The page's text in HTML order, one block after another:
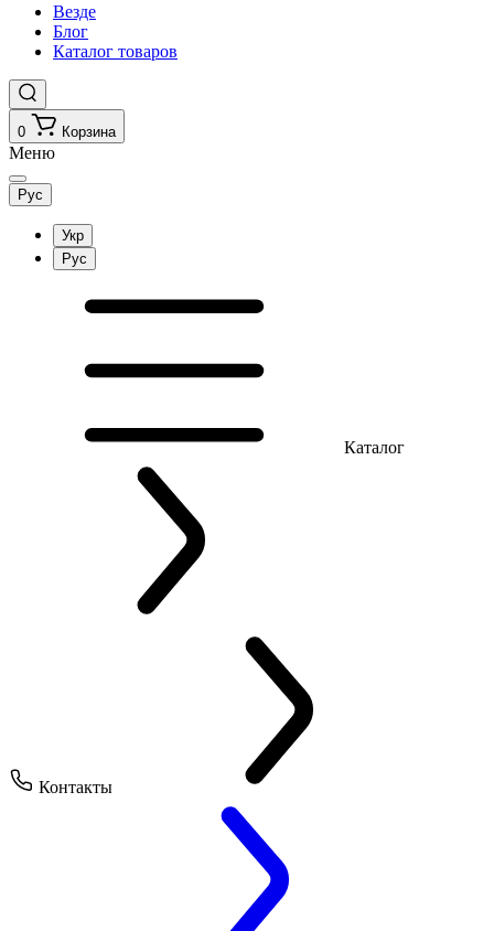
Везде
Блог
Каталог товаров
0 Корзина
Меню
Рус
Укр
Рус
Каталог
Контакты